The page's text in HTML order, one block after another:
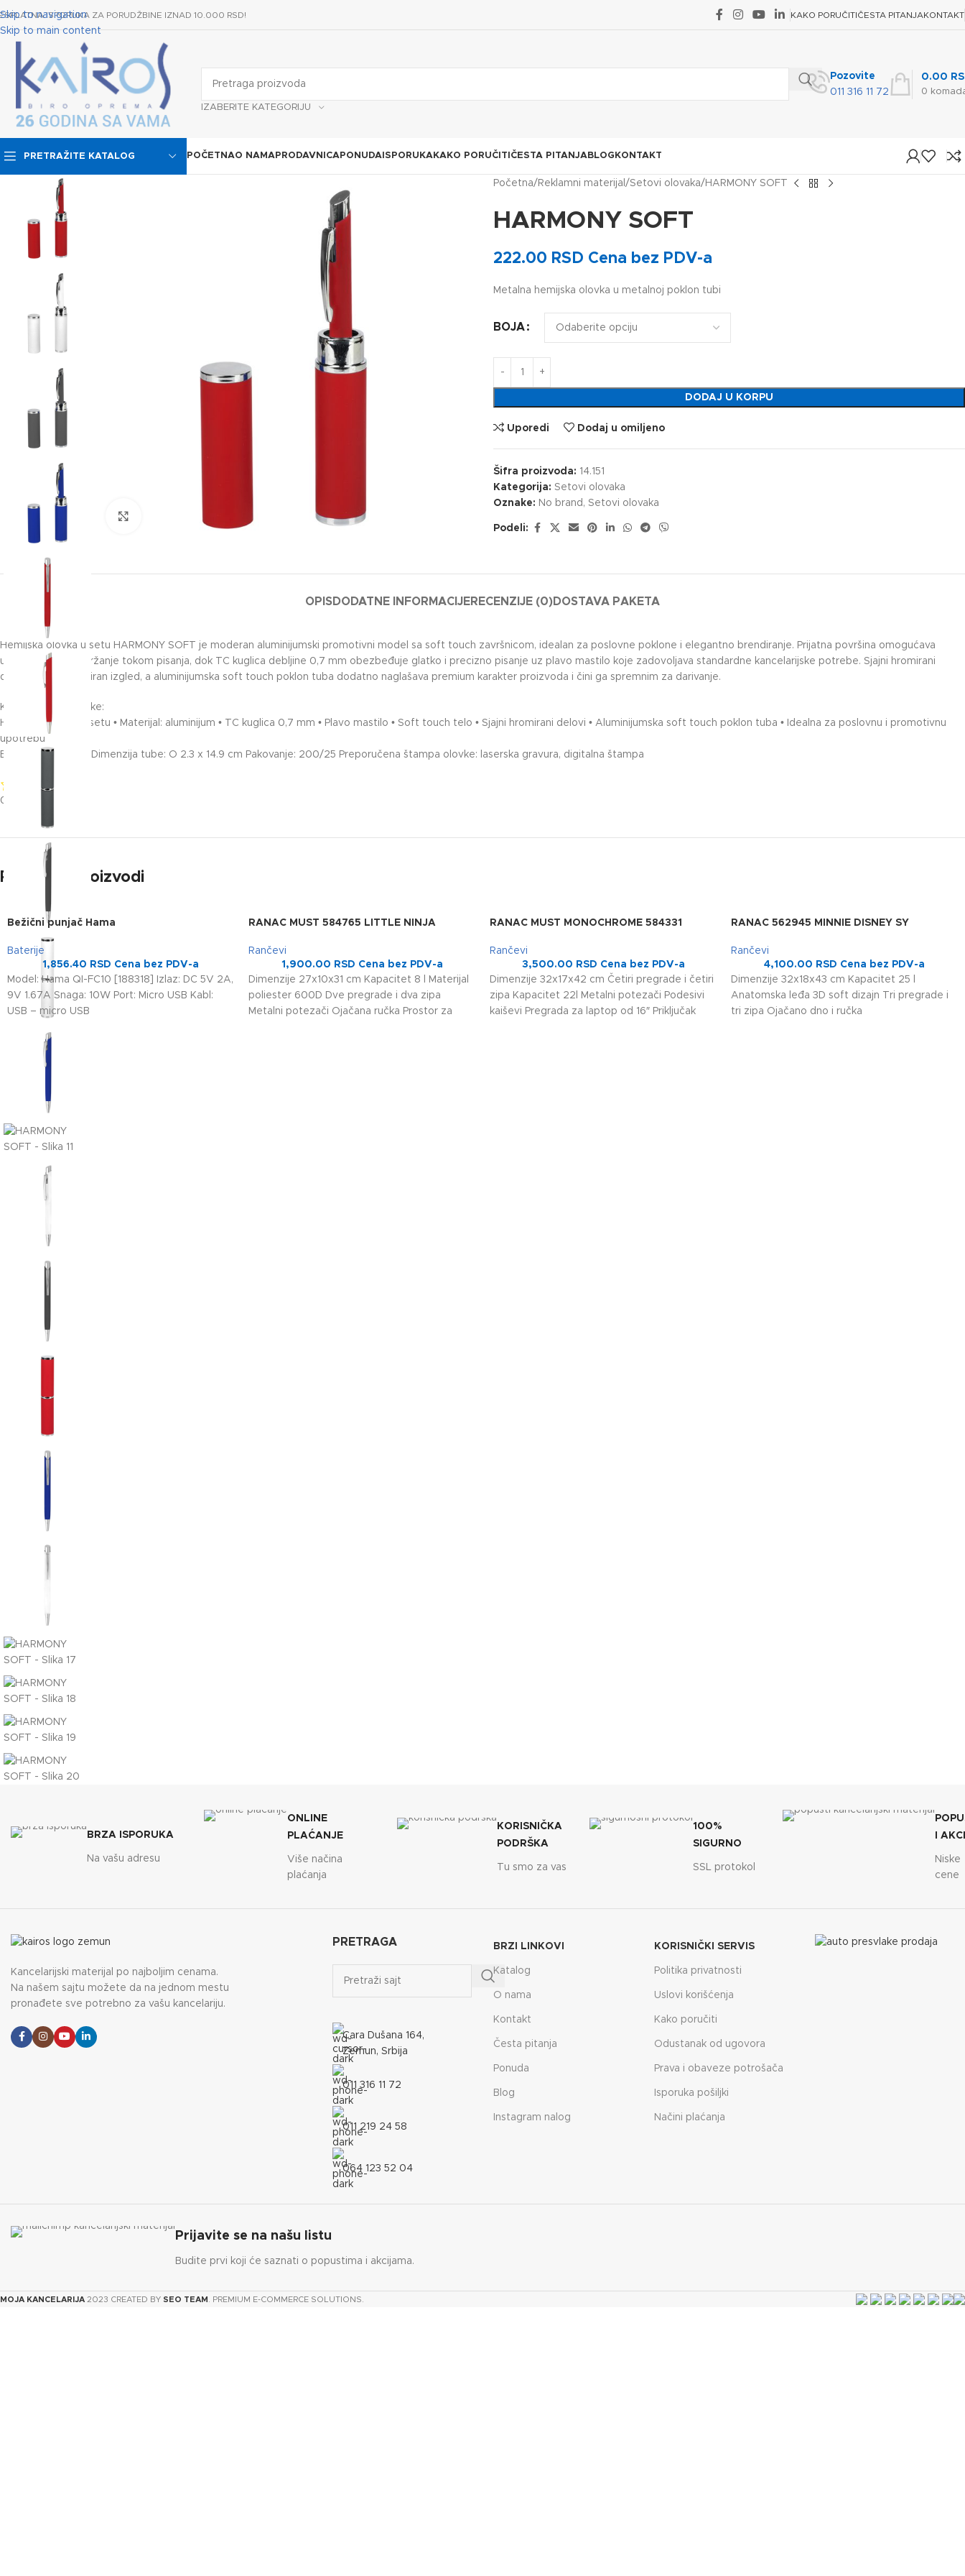
Skip to navigation
Skip to main content
ISPORUKA ZA PORUDŽBINE IZNAD 10.000 RSD! KAKO PORUČITIČESTA PITANJAKONTAKT
IZABERITE KATEGORIJU
Pozovite
011 316 11 72
0
0.00
PRETRAŽITE KATALOG POČETNAO NAMAPRODAVNICAPONUDA ISPORUKAKAKO PORUČITI ČESTA PITANJABLOG KONTAKT
Početna Reklamni materijal Setovi olovaka HARMONY SOFT
HARMONY SOFT
222.00 RSD Cena bez PDV-a
Metalna hemijska olovka u metalnoj poklon tubi
BOJA
DODAJ U KORPU
Uporedi Dodaj u omiljeno
Šifra proizvoda: 14.151
Kategorija: Setovi olovaka
Oznake: No brand , Setovi olovaka
Podeli:
OPISDODATNE INFORMACIJERECENZIJE (0)DOSTAVA PAKETA
Hemijska olovka u setu HARMONY SOFT je moderan aluminijumski promotivni model sa soft touch završnicom, idealan za poslovne poklone i elegantno brendiranje. Prijatna površina omogućava
udobno i sigurno držanje tokom pisanja, dok TC kuglica debljine 0,7 mm obezbeđuje glatko i precizno pisanje uz plavo mastilo koje zadovoljava standardne kancelarijske potrebe. Sjajni hromirani
detalji daju sofisticiran izgled, a aluminijumska soft touch poklon tuba dodatno naglašava premium karakter proizvoda i čini ga spremnim za darivanje.
Ključne karakteristike:
Hemijska olovka u setu • Materijal: aluminijum • TC kuglica 0,7 mm • Plavo mastilo • Soft touch telo • Sjajni hromirani delovi • Aluminijumska soft touch poklon tuba • Idealna za poslovnu i promotivnu
upotrebu
Boja mastila: plava Dimenzija tube: O 2.3 x 14.9 cm Pakovanje: 200/25 Preporučena štampa olovke: laserska gravura, digitalna štampa
0/5
Povezani proizvodi
Bežični punjač Hama
Baterije
1,856.40 RSD Cena bez PDV-a
Model: Hama QI-FC10 [188318] Izlaz: DC 5V 2A,
9V 1.67A Snaga: 10W Port: Micro USB Kabl:
USB – micro USB
RANAC MUST 584765 LITTLE NINJA
Rančevi
1,900.00 RSD Cena bez PDV-a
Dimenzije 27x10x31 cm Kapacitet 8 l Materijal
poliester 600D Dve pregrade i dva zipa
Metalni potezači Ojačana ručka Prostor za
RANAC MUST MONOCHROME 584331
Rančevi
3,500.00 RSD Cena bez PDV-a
Dimenzije 32x17x42 cm Četiri pregrade i četiri
zipa Kapacitet 22l Metalni potezači Podesivi
kaiševi Pregrada za laptop od 16″ Priključak
RANAC 562945 MINNIE DISNEY SY
Rančevi
4,100.00 RSD Cena bez PDV-a
Dimenzije 32x18x43 cm Kapacitet 25 l
Anatomska leđa 3D soft dizajn Tri pregrade i
tri zipa Ojačano dno i ručka
BRZA ISPORUKA
Na vašu adresu
ONLINE
PLAĆANJE
Više načina
plaćanja
KORISNIČKA
PODRŠKA
Tu smo za vas
100%
SIGURNO
SSL protokol
I
Niske
cene
Kancelarijski materijal po najboljim cenama.
Na našem sajtu možete da na jednom mestu
pronađete sve potrebno za vašu kancelariju.
PRETRAGA
Cara Dušana 164,
Zemun, Srbija
011 316 11 72
011 219 24 58
064 123 52 04
BRZI LINKOVI
Katalog
O nama
Kontakt
Česta pitanja
Ponuda
Blog
Instagram nalog
KORISNIČKI SERVIS
Politika privatnosti
Uslovi korišćenja
Kako poručiti
Odustanak od ugovora
Prava i obaveze potrošača
Isporuka pošiljki
Načini plaćanja
Prijavite se na našu listu
Budite prvi koji će saznati o popustima i akcijama.
MOJA KANCELARIJA 2023 CREATED BY SEO TEAM . PREMIUM E-COMMERCE SOLUTIONS.